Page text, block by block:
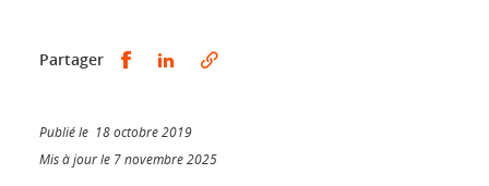
Partager Partager sur Facebook
Partager sur LinkedIn
Publié le 18 octobre 2019
Mis à jour le 7 novembre 2025